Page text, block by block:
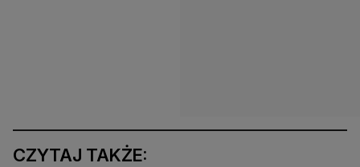
CZYTAJ TAKŻE: